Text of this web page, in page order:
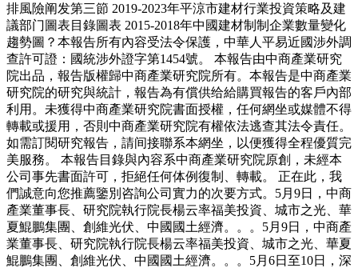
排風險阐发第三節 2019-2023年平涼市建材行業投資策略及建
議部门圖表目錄圖表 2015-2018年中國建材制制企業數量變化
趨勢圖？本報告所有內容受法令保護，中華人平易近國涉外調
查許可證：國統涉外證字第1454號。 本報告由中商產業研究
院出品，報告版權歸中商產業研究院所有。本報告是中商產業
研究院的研究與統計，報告為有償供给給購買報告的客戶內部
利用。未獲得中商產業研究院書面授權，任何網坐或媒體不得
轉載或援用，否則中商產業研究院有權依法逃查其法令責任。
如需訂閱研究報告，請间接聯系本網坐，以便獲得全程優質完
美服務。 本報告目錄與內容系中商產業研究院原創，未經本
公司事先書面許可，拒絕任何体例復制、轉載。 正在此，我
們誠意向您推薦鑒別咨詢公司實力的次要方式。5月9日，中商
產業董事長、研究院執行院長楊云率福美投資、城市之光、華
夏鯤鵬集團、創維光伏、中國國土經濟。。。5月9日，中商產
業董事長、研究院執行院長楊云率福美投資、城市之光、華夏
鯤鵬集團、創維光伏、中國國土經濟。。。5月6日至10日，深